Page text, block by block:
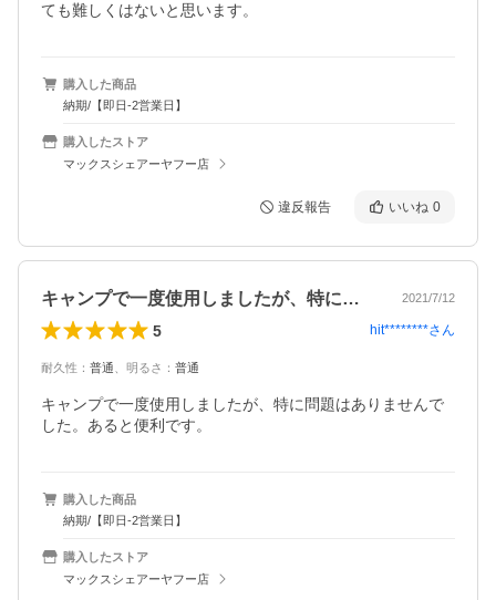
ても難しくはないと思います。
購入した商品
納期/【即日-2営業日】
購入したストア
マックスシェアーヤフー店
違反報告 いいね 0
キャンプで一度使用しましたが、特に問題… 2021/7/12
5 hit********さん
耐久性 ： 普通 明るさ ： 普通
キャンプで一度使用しましたが、特に問題はありませんで
した。あると便利です。
購入した商品
納期/【即日-2営業日】
購入したストア
マックスシェアーヤフー店